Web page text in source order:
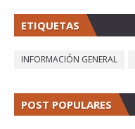
ETIQUETAS
INFORMACIÓN GENERAL
POST POPULARES